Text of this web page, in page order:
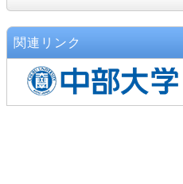
関連リンク